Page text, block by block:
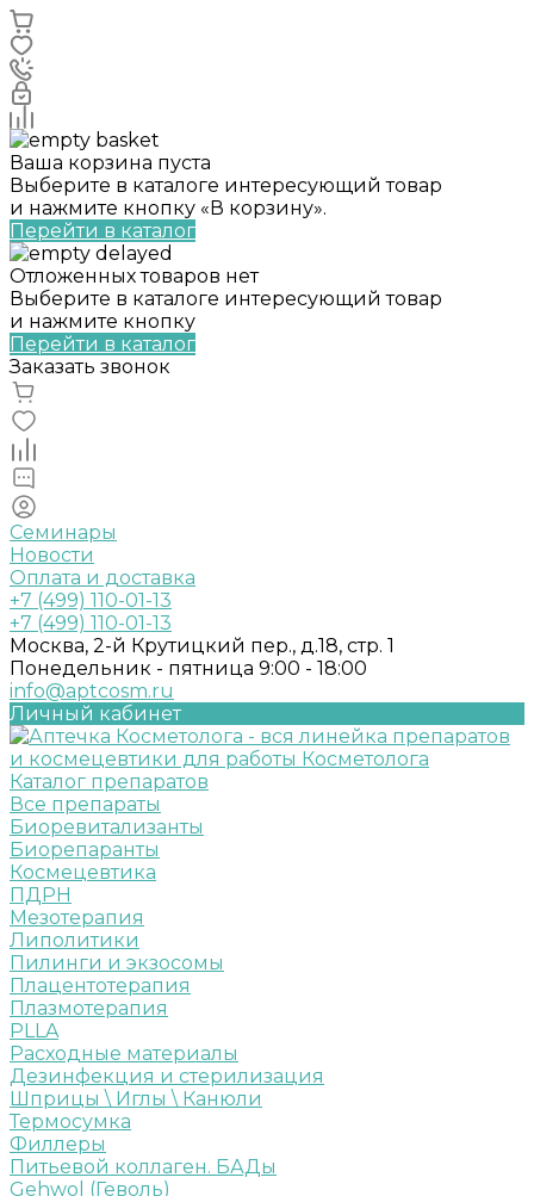
Ваша корзина пуста
Выберите в каталоге интересующий товар
и нажмите кнопку «В корзину».
Перейти в каталог
Отложенных товаров нет
Выберите в каталоге интересующий товар
и нажмите кнопку
Перейти в каталог
Заказать звонок
Семинары
Новости
Оплата и доставка
+7 (499) 110-01-13
+7 (499) 110-01-13
Москва, 2-й Крутицкий пер., д.18, стр. 1
Понедельник - пятница 9:00 - 18:00
info@aptcosm.ru
Личный кабинет
Каталог препаратов
Все препараты
Биоревитализанты
Биорепаранты
Космецевтика
ПДРН
Мезотерапия
Липолитики
Пилинги и экзосомы
Плацентотерапия
Плазмотерапия
PLLA
Расходные материалы
Дезинфекция и стерилизация
Шприцы \ Иглы \ Канюли
Термосумка
Филлеры
Питьевой коллаген. БАДы
Gehwol (Геволь)